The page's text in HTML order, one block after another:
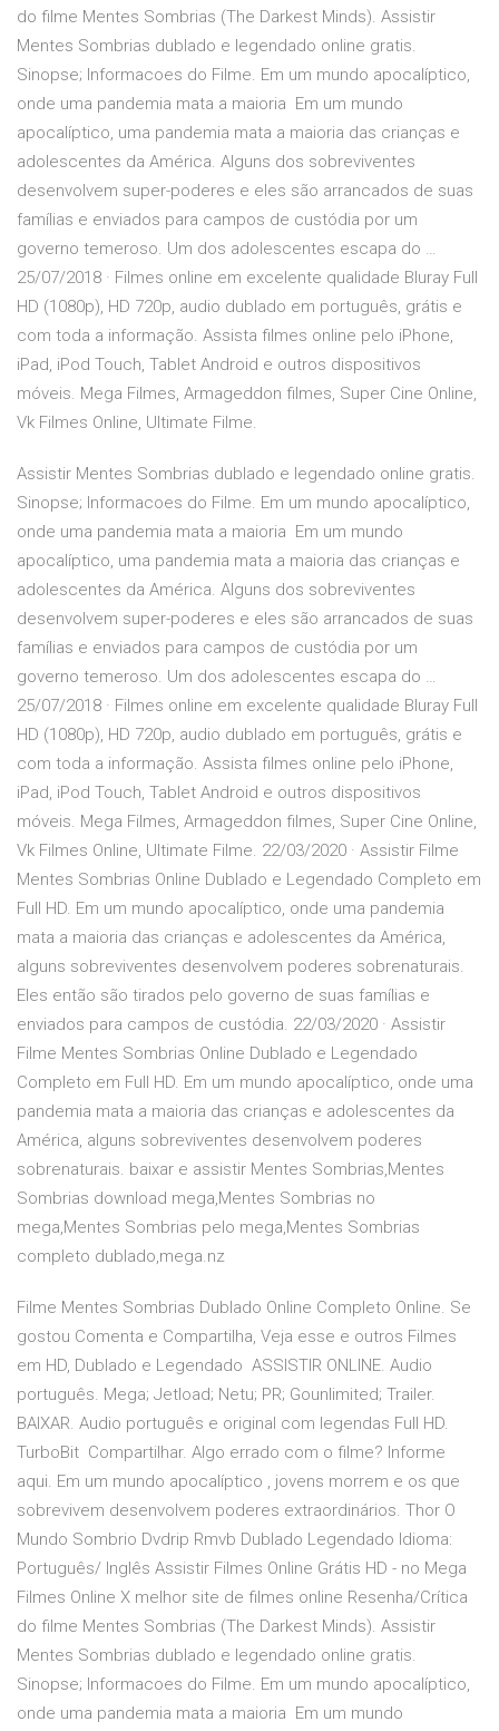
do filme Mentes Sombrias (The Darkest Minds). Assistir
Mentes Sombrias dublado e legendado online gratis.
Sinopse; Informacoes do Filme. Em um mundo apocalíptico,
onde uma pandemia mata a maioria Em um mundo
apocalíptico, uma pandemia mata a maioria das crianças e
adolescentes da América. Alguns dos sobreviventes
desenvolvem super-poderes e eles são arrancados de suas
famílias e enviados para campos de custódia por um
governo temeroso. Um dos adolescentes escapa do …
25/07/2018 · Filmes online em excelente qualidade Bluray Full
HD (1080p), HD 720p, audio dublado em português, grátis e
com toda a informação. Assista filmes online pelo iPhone,
iPad, iPod Touch, Tablet Android e outros dispositivos
móveis. Mega Filmes, Armageddon filmes, Super Cine Online,
Vk Filmes Online, Ultimate Filme.
Assistir Mentes Sombrias dublado e legendado online gratis.
Sinopse; Informacoes do Filme. Em um mundo apocalíptico,
onde uma pandemia mata a maioria Em um mundo
apocalíptico, uma pandemia mata a maioria das crianças e
adolescentes da América. Alguns dos sobreviventes
desenvolvem super-poderes e eles são arrancados de suas
famílias e enviados para campos de custódia por um
governo temeroso. Um dos adolescentes escapa do …
25/07/2018 · Filmes online em excelente qualidade Bluray Full
HD (1080p), HD 720p, audio dublado em português, grátis e
com toda a informação. Assista filmes online pelo iPhone,
iPad, iPod Touch, Tablet Android e outros dispositivos
móveis. Mega Filmes, Armageddon filmes, Super Cine Online,
Vk Filmes Online, Ultimate Filme. 22/03/2020 · Assistir Filme
Mentes Sombrias Online Dublado e Legendado Completo em
Full HD. Em um mundo apocalíptico, onde uma pandemia
mata a maioria das crianças e adolescentes da América,
alguns sobreviventes desenvolvem poderes sobrenaturais.
Eles então são tirados pelo governo de suas famílias e
enviados para campos de custódia. 22/03/2020 · Assistir
Filme Mentes Sombrias Online Dublado e Legendado
Completo em Full HD. Em um mundo apocalíptico, onde uma
pandemia mata a maioria das crianças e adolescentes da
América, alguns sobreviventes desenvolvem poderes
sobrenaturais. baixar e assistir Mentes Sombrias,Mentes
Sombrias download mega,Mentes Sombrias no
mega,Mentes Sombrias pelo mega,Mentes Sombrias
completo dublado,mega.nz
Filme Mentes Sombrias Dublado Online Completo Online. Se
gostou Comenta e Compartilha, Veja esse e outros Filmes
em HD, Dublado e Legendado ASSISTIR ONLINE. Audio
português. Mega; Jetload; Netu; PR; Gounlimited; Trailer.
BAIXAR. Audio português e original com legendas Full HD.
TurboBit Compartilhar. Algo errado com o filme? Informe
aqui. Em um mundo apocalíptico , jovens morrem e os que
sobrevivem desenvolvem poderes extraordinários. Thor O
Mundo Sombrio Dvdrip Rmvb Dublado Legendado Idioma:
Português/ Inglês Assistir Filmes Online Grátis HD - no Mega
Filmes Online X melhor site de filmes online Resenha/Crítica
do filme Mentes Sombrias (The Darkest Minds). Assistir
Mentes Sombrias dublado e legendado online gratis.
Sinopse; Informacoes do Filme. Em um mundo apocalíptico,
onde uma pandemia mata a maioria Em um mundo